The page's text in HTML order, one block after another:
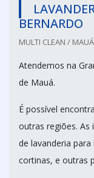
BERNARDO
MULTI CLEAN /
Atendemos na
de Mauá.
É possível
outras regiões. As
de lavanderia
cortinas, e outras